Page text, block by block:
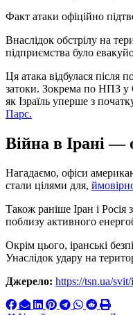
Факт атаки офіційно
Внаслідок обстрілу на
підприємства було
Ця атака відбулася після
затоки. Зокрема по НПЗ у
як Ізраїль уперше з
Парс.
Війна в Ірані —
Нагадаємо, офіси
стали цілями для,
Також раніше Іран і Росія
поблизу активного
Окрім цього, іранські
Унаслідок удару на
Джерело: https://tsn.ua/